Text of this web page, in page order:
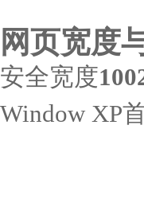
网页宽度
安全宽度
Window XP